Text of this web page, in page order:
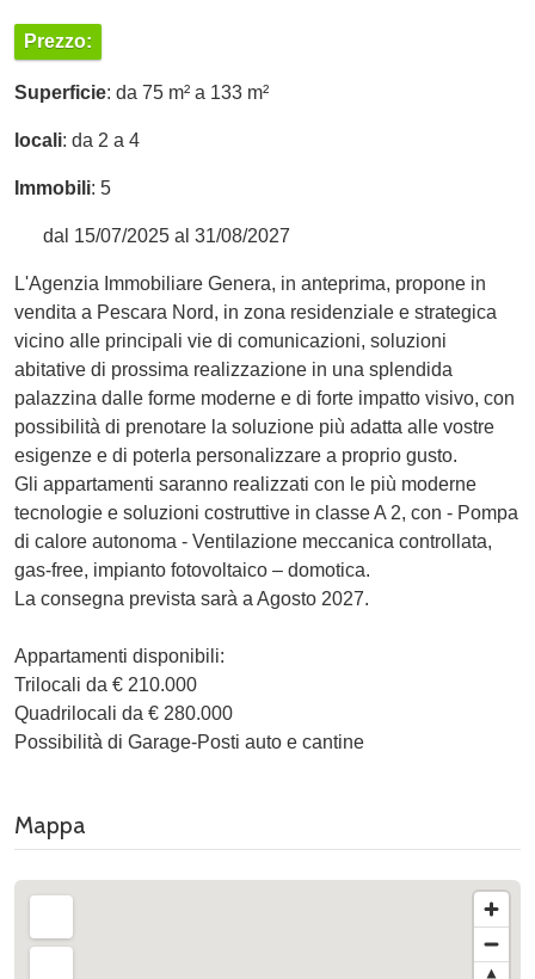
Prezzo:
Superficie: da 75 m² a 133 m²
locali: da 2 a 4
Immobili: 5
dal 15/07/2025 al 31/08/2027
L'Agenzia Immobiliare Genera, in anteprima, propone in
vendita a Pescara Nord, in zona residenziale e strategica
vicino alle principali vie di comunicazioni, soluzioni
abitative di prossima realizzazione in una splendida
palazzina dalle forme moderne e di forte impatto visivo, con
possibilità di prenotare la soluzione più adatta alle vostre
esigenze e di poterla personalizzare a proprio gusto.
Gli appartamenti saranno realizzati con le più moderne
tecnologie e soluzioni costruttive in classe A 2, con - Pompa
di calore autonoma - Ventilazione meccanica controllata,
gas-free, impianto fotovoltaico – domotica.
La consegna prevista sarà a Agosto 2027.
Appartamenti disponibili:
Trilocali da € 210.000
Quadrilocali da € 280.000
Possibilità di Garage-Posti auto e cantine
Mappa